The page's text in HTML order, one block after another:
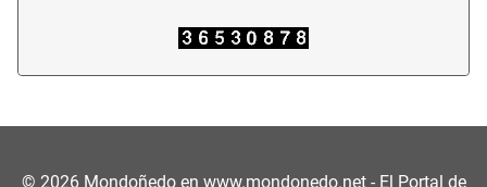
© 2026Mondoñedo en www.mondonedo.net- El Portal de